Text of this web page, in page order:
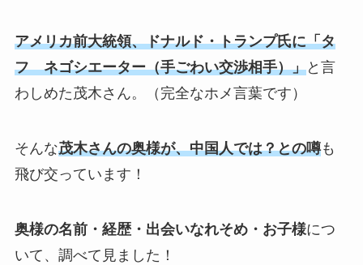
アメリカ前大統領、ドナルド・トランプ氏に「タ
フ ネゴシエーター（手ごわい交渉相手）」と言
わしめた茂木さん。（完全なホメ言葉です）
そんな茂木さんの奥様が、中国人では？との噂も
飛び交っています！
奥様の名前・経歴・出会いなれそめ・お子様につ
いて、調べて見ました！